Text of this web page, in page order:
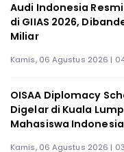
Audi Indonesia Resmi
di GIIAS 2026,
Miliar
Kamis, 06 Agustus 2026 |
OISAA Diplomacy
Digelar di Kuala
Mahasiswa
Kamis, 06 Agustus 2026 |